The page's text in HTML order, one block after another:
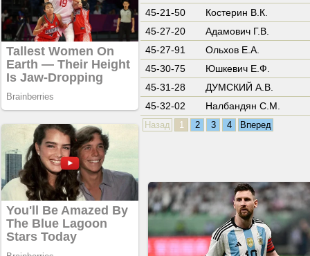
45-21-50
Костерин В.К.
45-27-20
Адамович Г.В.
45-27-91
Ольхов Е.А.
45-30-75
Юшкевич Е.Ф.
45-31-28
ДУМСКИЙ А.В.
45-32-02
Налбандян С.М.
Назад 1 2 3 4 Вперед